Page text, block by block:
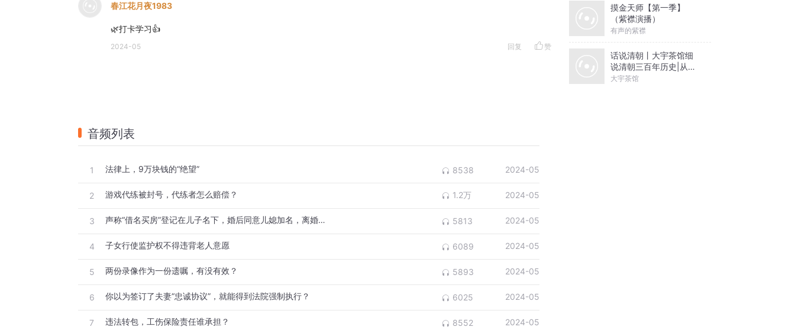
春江花月夜1983
🌿打卡学习👍
2024-05 回复 赞
音频列表
1 法律上，9万块钱的“绝望” 8538 2024-05
2 游戏代练被封号，代练者怎么赔偿？ 1.2万 2024-05
3 声称“借名买房”登记在儿子名下，婚后同意儿媳加名，离婚时房子属于谁？ 5813 2024-05
4 子女行使监护权不得违背老人意愿 6089 2024-05
5 两份录像作为一份遗嘱，有没有效？ 5893 2024-05
6 你以为签订了夫妻“忠诚协议”，就能得到法院强制执行？ 6025 2024-05
7 违法转包，工伤保险责任谁承担？ 8552 2024-05
摸金天师【第一季】
（紫襟演播）
有声的紫襟
话说清朝丨大宇茶馆细
说清朝三百年历史|从努
尔哈赤到末代皇帝溥仪|
大宇茶馆